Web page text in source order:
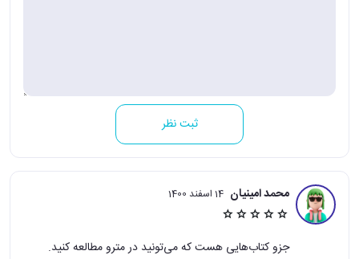
ثبت نظر
محمد امینیان 14 اسفند 1400
جزو کتاب‌هایی هست که می‌تونید در مترو مطالعه کنید.